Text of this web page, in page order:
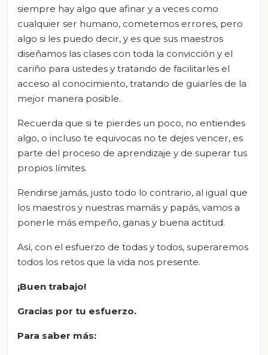
siempre hay algo que afinar y a veces como
cualquier ser humano, cometemos errores, pero
algo si les puedo decir, y es que sus maestros
diseñamos las clases con toda la convicción y el
cariño para ustedes y tratando de facilitarles el
acceso al conocimiento, tratando de guiarles de la
mejor manera posible.
Recuerda que si te pierdes un poco, no entiendes
algo, o incluso te equivocas no te dejes vencer, es
parte del proceso de aprendizaje y de superar tus
propios límites.
Rendirse jamás, justo todo lo contrario, al igual que
los maestros y nuestras mamás y papás, vamos a
ponerle más empeño, ganas y buena actitud.
Así, con el esfuerzo de todas y todos, superaremos
todos los retos que la vida nos presente.
¡Buen trabajo!
Gracias por tu esfuerzo.
Para saber más: